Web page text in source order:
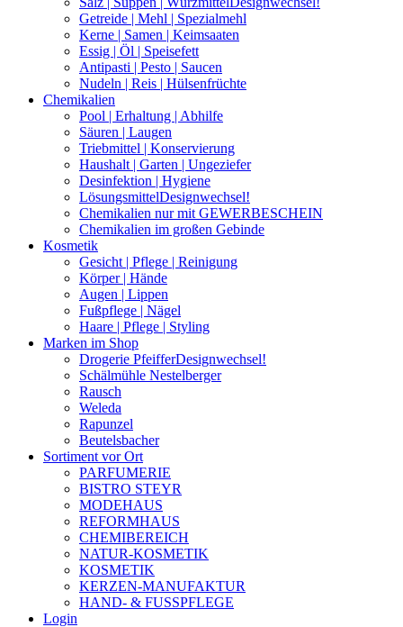
Getreide | Mehl | Spezialmehl
Kerne | Samen | Keimsaaten
Essig | Öl | Speisefett
Antipasti | Pesto | Saucen
Nudeln | Reis | Hülsenfrüchte
Chemikalien
Pool | Erhaltung | Abhilfe
Säuren | Laugen
Triebmittel | Konservierung
Haushalt | Garten | Ungeziefer
Desinfektion | Hygiene
LösungsmittelDesignwechsel!
Chemikalien nur mit GEWERBESCHEIN
Chemikalien im großen Gebinde
Kosmetik
Gesicht | Pflege | Reinigung
Körper | Hände
Augen | Lippen
Fußpflege | Nägel
Haare | Pflege | Styling
Marken im Shop
Drogerie PfeifferDesignwechsel!
Schälmühle Nestelberger
Rausch
Weleda
Rapunzel
Beutelsbacher
Sortiment vor Ort
PARFUMERIE
BISTRO STEYR
MODEHAUS
REFORMHAUS
CHEMIBEREICH
NATUR-KOSMETIK
KOSMETIK
KERZEN-MANUFAKTUR
HAND- & FUSSPFLEGE
Login